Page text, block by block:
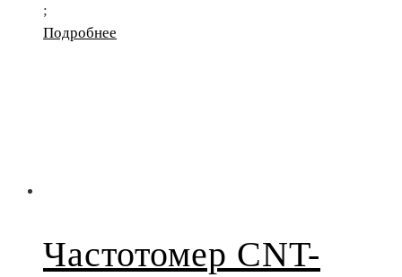
;
Подробнее
Частотомер CNT-